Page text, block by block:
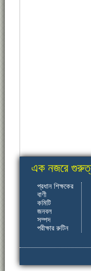
এক নজরে
প্রধান শিক্ষকের
বাণী
কমিটি
জনবল
সম্পদ
পরীক্ষার রুটিন